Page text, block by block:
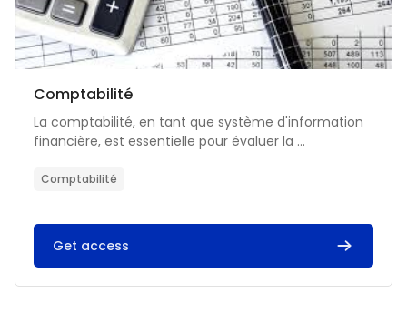
Catégorie de cours
Nom du cours
Comptabilité
Résumé du cours :
La comptabilité, en tant que système d'information
financière, est essentielle pour évaluer la ...
Comptabilité
Get access